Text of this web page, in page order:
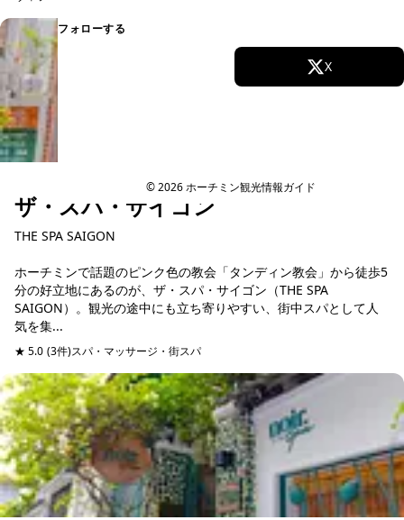
フォローする
X
© 2026 ホーチミン観光情報ガイド
とお店を構えているの...
ザ・スパ・サイゴン
THE SPA SAIGON
ホーチミンで話題のピンク色の教会「タンディン教会」から徒歩5
分の好立地にあるのが、ザ・スパ・サイゴン（THE SPA
SAIGON）。観光の途中にも立ち寄りやすい、街中スパとして人
気を集...
★ 5.0 (3件)スパ・マッサージ・街スパ予約可能